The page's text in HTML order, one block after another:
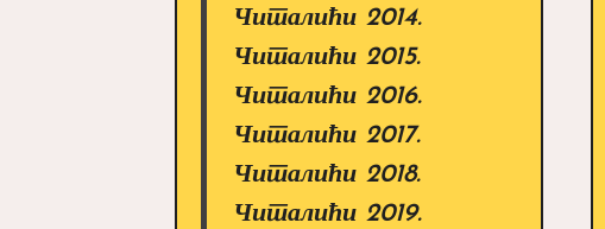
Читалићи 2014.
Читалићи 2015.
Читалићи 2016.
Читалићи 2017.
Читалићи 2018.
Читалићи 2019.